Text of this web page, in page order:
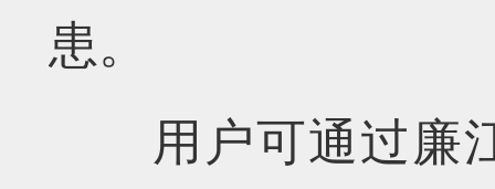
患。
用户可通过廉江